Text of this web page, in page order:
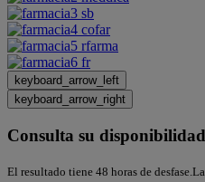
keyboard_arrow_left
keyboard_arrow_right
Consulta su disponibilidad
El resultado tiene 48 horas de